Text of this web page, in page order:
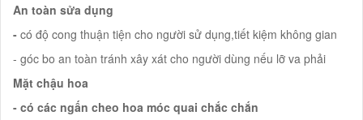
An toàn sửa dụng
- có độ cong thuận tiện cho người sử dụng,tiết kiệm không gian
- góc bo an toàn tránh xây xát cho người dùng nếu lỡ va phải
Mặt chậu hoa
- có các ngấn cheo hoa móc quai chắc chắn